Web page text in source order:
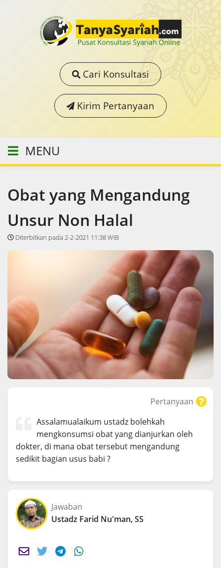
Cari Konsultasi
Kirim Pertanyaan
MENU
Obat yang Mengandung
Unsur Non Halal
Diterbitkan pada 2-2-2021 11:38 WIB
Pertanyaan
Assalamualaikum ustadz bolehkah
mengkonsumsi obat yang dianjurkan oleh
dokter, di mana obat tersebut mengandung
sedikit bagian usus babi ?
Jawaban
Ustadz Farid Nu'man, SS